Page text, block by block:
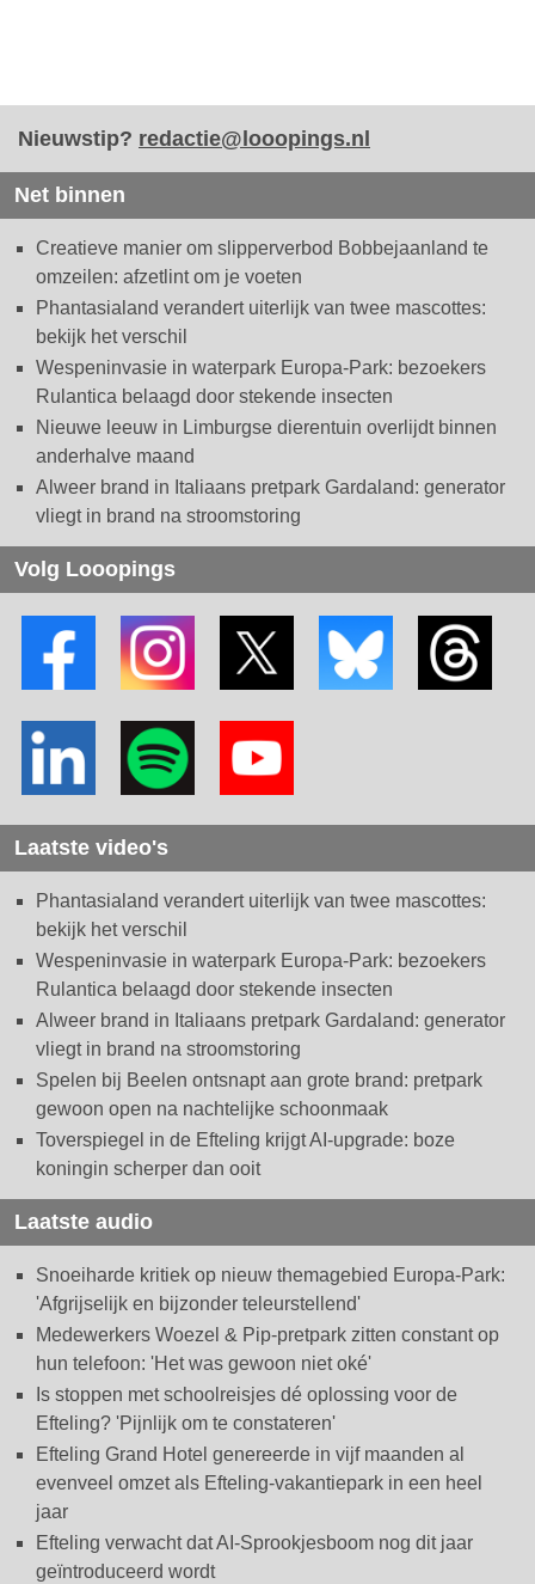
Nieuwstip? redactie@looopings.nl
Net binnen
Creatieve manier om slipperverbod Bobbejaanland te
omzeilen: afzetlint om je voeten
Phantasialand verandert uiterlijk van twee mascottes:
bekijk het verschil
Wespeninvasie in waterpark Europa-Park: bezoekers
Rulantica belaagd door stekende insecten
Nieuwe leeuw in Limburgse dierentuin overlijdt binnen
anderhalve maand
Alweer brand in Italiaans pretpark Gardaland: generator
vliegt in brand na stroomstoring
Volg Looopings
Laatste video's
Phantasialand verandert uiterlijk van twee mascottes:
bekijk het verschil
Wespeninvasie in waterpark Europa-Park: bezoekers
Rulantica belaagd door stekende insecten
Alweer brand in Italiaans pretpark Gardaland: generator
vliegt in brand na stroomstoring
Spelen bij Beelen ontsnapt aan grote brand: pretpark
gewoon open na nachtelijke schoonmaak
Toverspiegel in de Efteling krijgt AI-upgrade: boze
koningin scherper dan ooit
Laatste audio
Snoeiharde kritiek op nieuw themagebied Europa-Park:
'Afgrijselijk en bijzonder teleurstellend'
Medewerkers Woezel & Pip-pretpark zitten constant op
hun telefoon: 'Het was gewoon niet oké'
Is stoppen met schoolreisjes dé oplossing voor de
Efteling? 'Pijnlijk om te constateren'
Efteling Grand Hotel genereerde in vijf maanden al
evenveel omzet als Efteling-vakantiepark in een heel
jaar
Efteling verwacht dat AI-Sprookjesboom nog dit jaar
geïntroduceerd wordt